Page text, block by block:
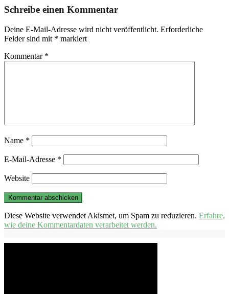
Schreibe einen Kommentar
Deine E-Mail-Adresse wird nicht veröffentlicht. Erforderliche
Felder sind mit * markiert
Kommentar *
Name *
E-Mail-Adresse *
Website
Diese Website verwendet Akismet, um Spam zu reduzieren. Erfahre,
wie deine Kommentardaten verarbeitet werden.